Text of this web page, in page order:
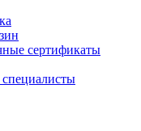
сертификаты